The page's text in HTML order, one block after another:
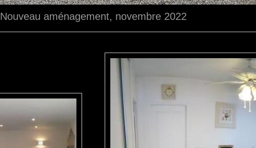
Nouveau aménagement, novembre 2022